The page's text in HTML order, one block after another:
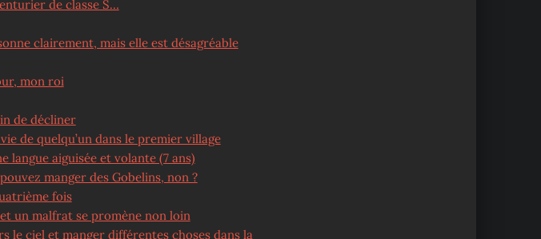
de classe S…
clairement, mais elle est désagréable
mon roi
de décliner
de quelqu’un dans le premier village
langue aiguisée et volante (7 ans)
manger des Gobelins, non ?
fois
un malfrat se promène non loin
le ciel et manger différentes choses dans la